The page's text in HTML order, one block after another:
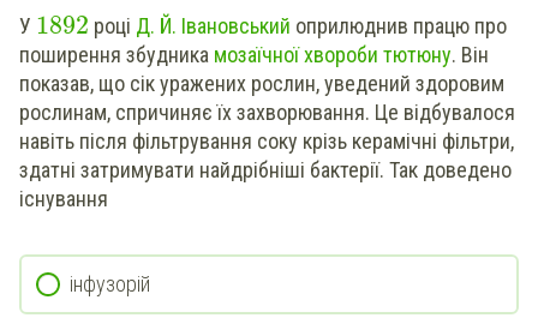
У 1892 році Д. Й. Івановський оприлюднив працю про
поширення збудника мозаїчної хвороби тютюну. Він
показав, що сік уражених рослин, уведений здоровим
рослинам, спричиняє їх захворювання. Це відбувалося
навіть після фільтрування соку крізь керамічні фільтри,
здатні затримувати найдрібніші бактерії. Так доведено
існування
інфузорій